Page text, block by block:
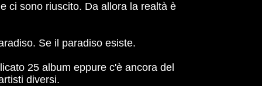
ci sono riuscito. Da allora la realtà è
Se il paradiso esiste.
25 album eppure c'è ancora del
diversi.